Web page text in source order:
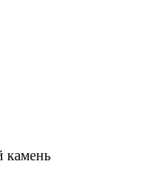
камень